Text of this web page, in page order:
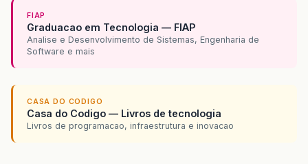
FIAP
Graduacao em Tecnologia — FIAP
Analise e Desenvolvimento de Sistemas, Engenharia de
Software e mais
CASA DO CODIGO
Casa do Codigo — Livros de tecnologia
Livros de programacao, infraestrutura e inovacao